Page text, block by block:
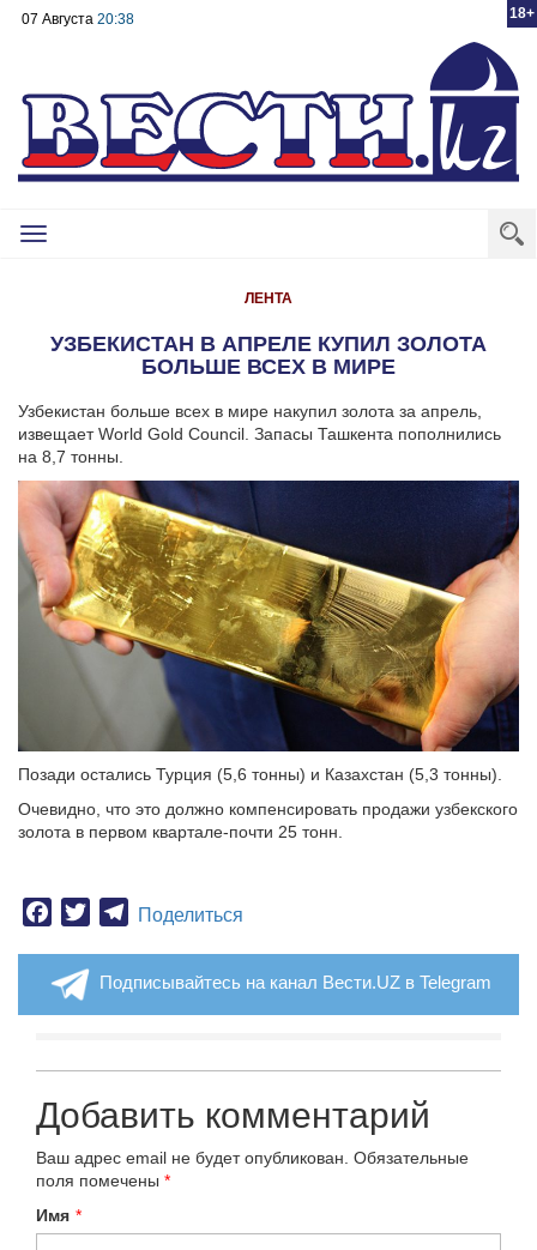
18+
07 Августа 20:38
Toggle
ЛЕНТА
УЗБЕКИСТАН В АПРЕЛЕ КУПИЛ ЗОЛОТА
БОЛЬШЕ ВСЕХ В МИРЕ
Узбекистан больше всех в мире накупил золота за апрель,
извещает World Gold Council. Запасы Ташкента пополнились
на 8,7 тонны.
Позади остались Турция (5,6 тонны) и Казахстан (5,3 тонны).
Очевидно, что это должно компенсировать продажи узбекского
золота в первом квартале-почти 25 тонн.
Facebook
TwitterTelegram
Поделиться
Подписывайтесь на канал Вести.UZ в Telegram
Добавить комментарий
Ваш адрес email не будет опубликован. Обязательные
поля помечены *
Имя *